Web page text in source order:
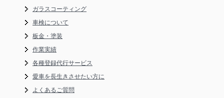
ガラスコーティング
車検について
板金・塗装
作業実績
各種登録代行サービス
愛車を長生きさせたい方に
よくあるご質問